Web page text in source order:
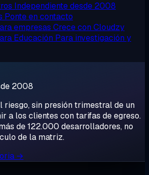
Independiente desde 2008
Ponte en contacto
empresas Crece con Cloudzy
Educación Para investigación y
2008
riesgo, sin presión trimestral de un
a los clientes con tarifas de egreso.
de 122.000 desarrolladores, no
de la matriz.
→